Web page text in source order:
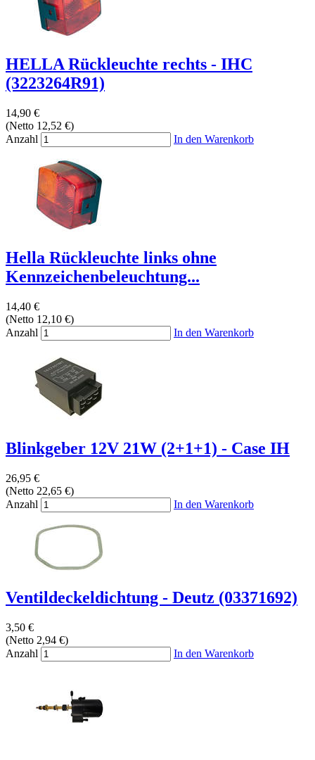
HELLA Rückleuchte rechts - IHC
(3223264R91)
14,90 €
(Netto 12,52 €)
Anzahl
In den Warenkorb
Hella Rückleuchte links ohne
Kennzeichenbeleuchtung...
14,40 €
(Netto 12,10 €)
Anzahl
In den Warenkorb
Blinkgeber 12V 21W (2+1+1) - Case IH
26,95 €
(Netto 22,65 €)
Anzahl
In den Warenkorb
Ventildeckeldichtung - Deutz (03371692)
3,50 €
(Netto 2,94 €)
Anzahl
In den Warenkorb